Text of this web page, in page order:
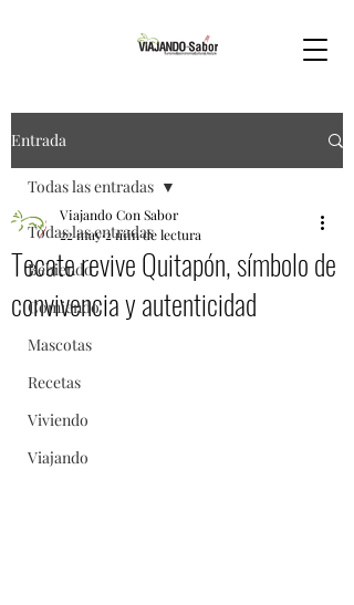
Entrada
Todas las entradas
Bebiendo
Comiendo
Mascotas
Recetas
Viviendo
Viajando
Todas las entradas
Tecate revive Quitapón, símbolo de
convivencia y autenticidad
Viajando Con Sabor
22 may2 min de lectura